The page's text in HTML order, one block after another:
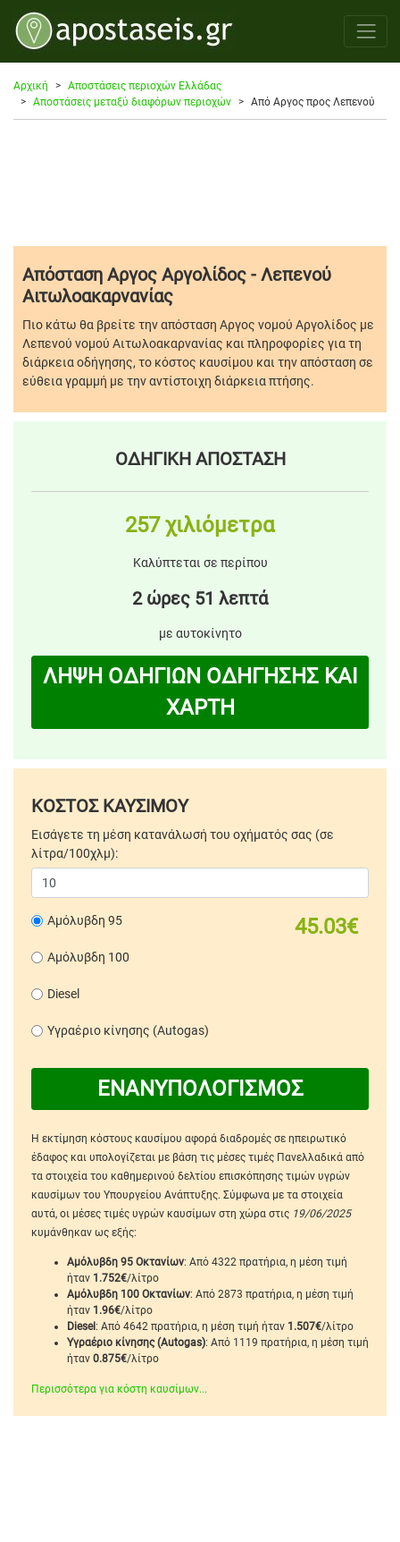
Αρχική
Αποστάσεις περιοχών Ελλάδας
Αποστάσεις μεταξύ διαφόρων περιοχών
Από Αργος προς Λεπενού
Απόσταση Αργος Αργολίδος - Λεπενού
Αιτωλοακαρνανίας
Πιο κάτω θα βρείτε την απόσταση Αργος νομού Αργολίδος με
Λεπενού νομού Αιτωλοακαρνανίας και πληροφορίες για τη
διάρκεια οδήγησης, το κόστος καυσίμου και την απόσταση σε
εύθεια γραμμή με την αντίστοιχη διάρκεια πτήσης.
ΟΔΗΓΙΚΗ ΑΠΟΣΤΑΣΗ
257 χιλιόμετρα
Καλύπτεται σε περίπου
2 ώρες 51 λεπτά
με αυτοκίνητο
ΛΗΨΗ ΟΔΗΓΙΩΝ ΟΔΗΓΗΣΗΣ ΚΑΙ
ΧΑΡΤΗ
ΚΟΣΤΟΣ ΚΑΥΣΙΜΟΥ
Εισάγετε τη μέση κατανάλωσή του οχήματός σας (σε
λίτρα/100χλμ):
45.03€
Αμόλυβδη 95
Αμόλυβδη 100
Diesel
Υγραέριο κίνησης (Autogas)
ΕΝΑΝΥΠΟΛΟΓΙΣΜΟΣ
Η εκτίμηση κόστους καυσίμου αφορά διαδρομές σε ηπειρωτικό
έδαφος και υπολογίζεται με βάση τις μέσες τιμές Πανελλαδικά από
τα στοιχεία του καθημερινού δελτίου επισκόπησης τιμών υγρών
καυσίμων του Υπουργείου Ανάπτυξης. Σύμφωνα με τα στοιχεία
αυτά, οι μέσες τιμές υγρών καυσίμων στη χώρα στις 19/06/2025
κυμάνθηκαν ως εξής:
Αμόλυβδη 95 Οκτανίων: Από 4322 πρατήρια, η μέση τιμή
ήταν 1.752€/λίτρο
Αμόλυβδη 100 Οκτανίων: Από 2873 πρατήρια, η μέση τιμή
ήταν 1.96€/λίτρο
Diesel: Από 4642 πρατήρια, η μέση τιμή ήταν 1.507€/λίτρο
Υγραέριο κίνησης (Autogas): Από 1119 πρατήρια, η μέση τιμή
ήταν 0.875€/λίτρο
Περισσότερα για κόστη καυσίμων...